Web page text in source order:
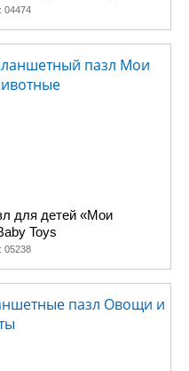
04474
для детей «Мои
Toys
05238